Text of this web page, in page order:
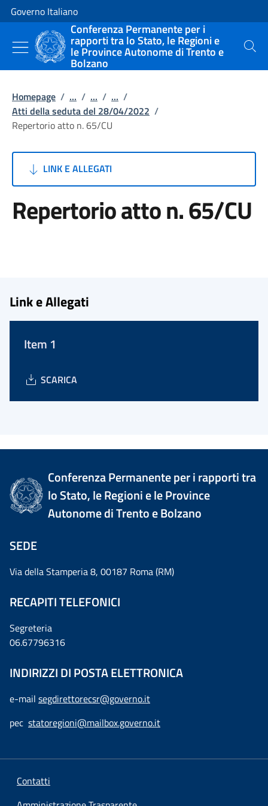
Vai al contenuto
Vai alla navigazione del sito
Governo Italiano
Conferenza Permanente per i
rapporti tra lo Stato, le Regioni e
le Province Autonome di Trento e
Bolzano
Cerca
Homepage / ... / ... / ... /
Atti della seduta del 28/04/2022 /
Repertorio atto n. 65/CU
LINK E ALLEGATI
Repertorio atto n. 65/CU
Link e Allegati
Item 1
SCARICA
Conferenza Permanente per i rapporti tra
lo Stato, le Regioni e le Province
Autonome di Trento e Bolzano
SEDE
Via della Stamperia 8, 00187 Roma (RM)
RECAPITI TELEFONICI
Segreteria
06.67796316
INDIRIZZI DI POSTA ELETTRONICA
e-mail segdirettorecsr@governo.it
pec statoregioni@mailbox.governo.it
Contatti